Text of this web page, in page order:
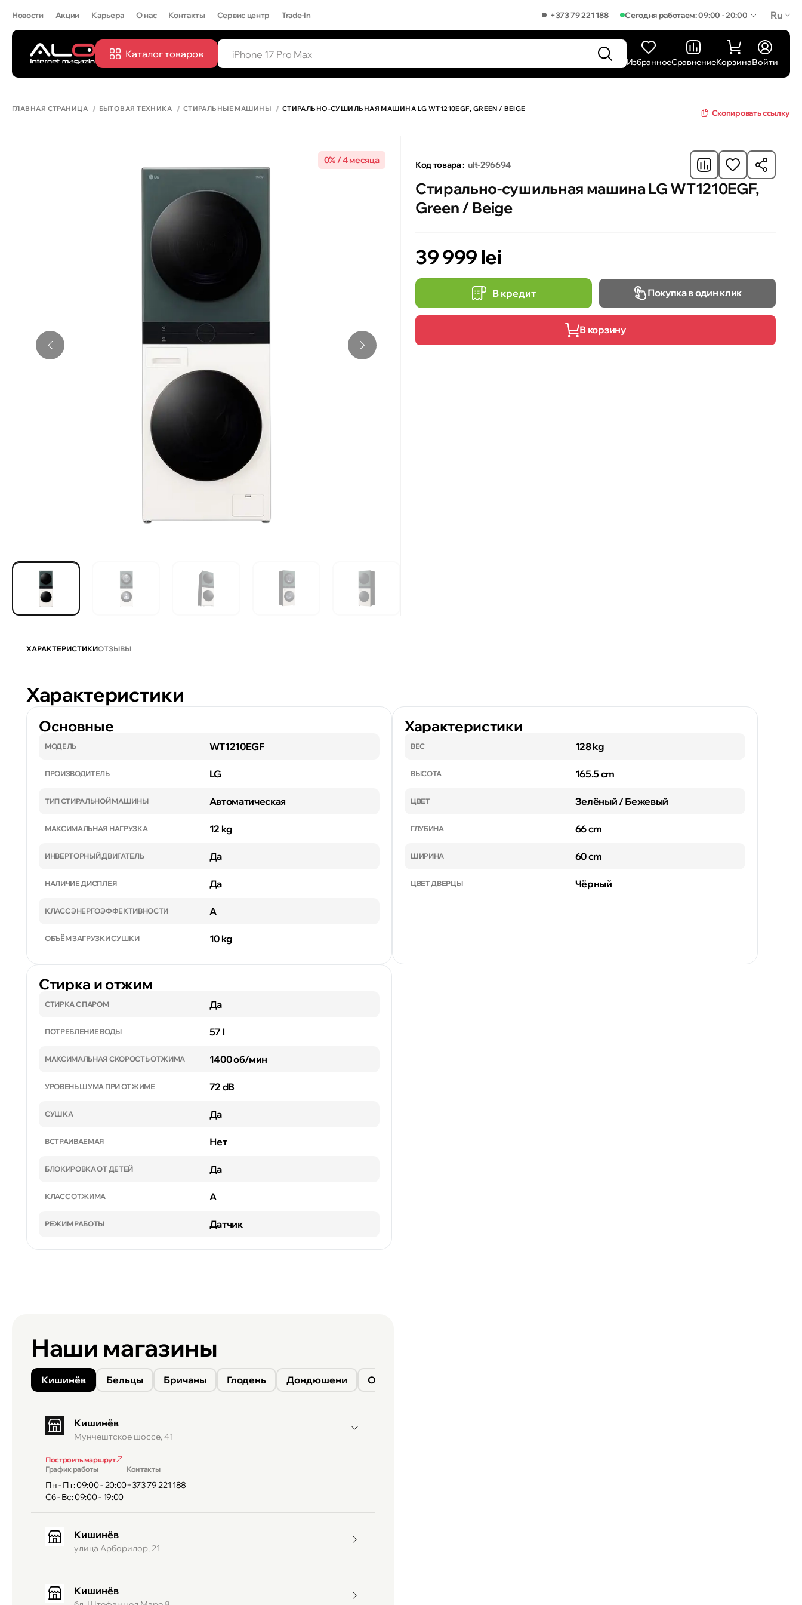
Новости Акции Карьера О нас Контакты Сервис центр Trade-In +373 79 221 188 Сегодня работаем: 09:00 - 20:00 Ru
Каталог товаров
ИзбранноеСравнениеКорзинаВойти
ГЛАВНАЯ СТРАНИЦА БЫТОВАЯ ТЕХНИКА СТИРАЛЬНЫЕ МАШИНЫ СТИРАЛЬНО-СУШИЛЬНАЯ МАШИНА LG WT1210EGF, GREEN / BEIGE Скопировать ссылку
0% / 4 месяца Код товара : ult-296694
Стирально-сушильная машина LG WT1210EGF,
Green / Beige
39 999 lei
В кредит Покупка в один клик
В корзину
ХАРАКТЕРИСТИКИОТЗЫВЫ
Характеристики
Основные
МОДЕЛЬ WT1210EGF
ПРОИЗВОДИТЕЛЬ LG
ТИП СТИРАЛЬНОЙ МАШИНЫ Автоматическая
МАКСИМАЛЬНАЯ НАГРУЗКА 12 kg
ИНВЕРТОРНЫЙ ДВИГАТЕЛЬ Да
НАЛИЧИЕ ДИСПЛЕЯ Да
КЛАСС ЭНЕРГОЭФФЕКТИВНОСТИ A
ОБЪЁМ ЗАГРУЗКИ СУШКИ 10 kg
Характеристики
ВЕС 128 kg
ВЫСОТА 165.5 cm
ЦВЕТ Зелёный / Бежевый
ГЛУБИНА 66 cm
ШИРИНА 60 cm
ЦВЕТ ДВЕРЦЫ Чёрный
Стирка и отжим
СТИРКА С ПАРОМ Да
ПОТРЕБЛЕНИЕ ВОДЫ 57 l
МАКСИМАЛЬНАЯ СКОРОСТЬ ОТЖИМА 1400 об/мин
УРОВЕНЬ ШУМА ПРИ ОТЖИМЕ 72 dB
СУШКА Да
ВСТРАИВАЕМАЯ Нет
БЛОКИРОВКА ОТ ДЕТЕЙ Да
КЛАСС ОТЖИМА A
РЕЖИМ РАБОТЫ Датчик
Наши магазины
Кишинёв Бельцы Бричаны Глодень Дондюшени Окница
Кишинёв
Мунчештское шоссе, 41
Построить маршрут
График работы
Пн - Пт: 09:00 - 20:00
Сб - Вс: 09:00 - 19:00
Контакты
+373 79 221 188
Кишинёв
улица Арборилор, 21
Кишинёв